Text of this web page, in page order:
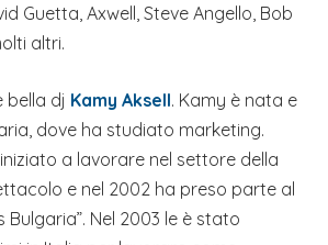
Guetta, Axwell, Steve Angello, Bob
altri.
bella dj Kamy Aksell. Kamy è nata e
dove ha studiato marketing.
a lavorare nel settore della
e nel 2002 ha preso parte al
Bulgaria”. Nel 2003 le è stato